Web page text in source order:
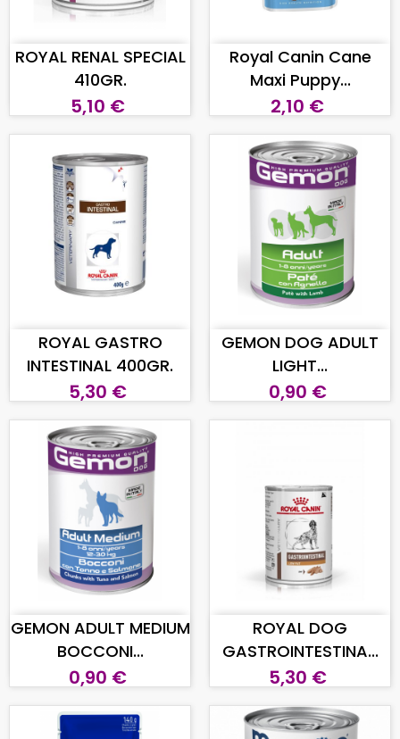
ROYAL RENAL SPECIAL
410GR.
5,10 €
Royal Canin Cane
Maxi Puppy...
2,10 €
AGGIUNGI AL CARRELLO
ROYAL GASTRO
INTESTINAL 400GR.
5,30 €
AGGIUNGI AL CARRELLO
GEMON DOG ADULT
LIGHT...
0,90 €
AGGIUNGI AL CARRELLO
GEMON ADULT MEDIUM
BOCCONI...
0,90 €
AGGIUNGI AL CARRELLO
ROYAL DOG
GASTROINTESTINA...
5,30 €